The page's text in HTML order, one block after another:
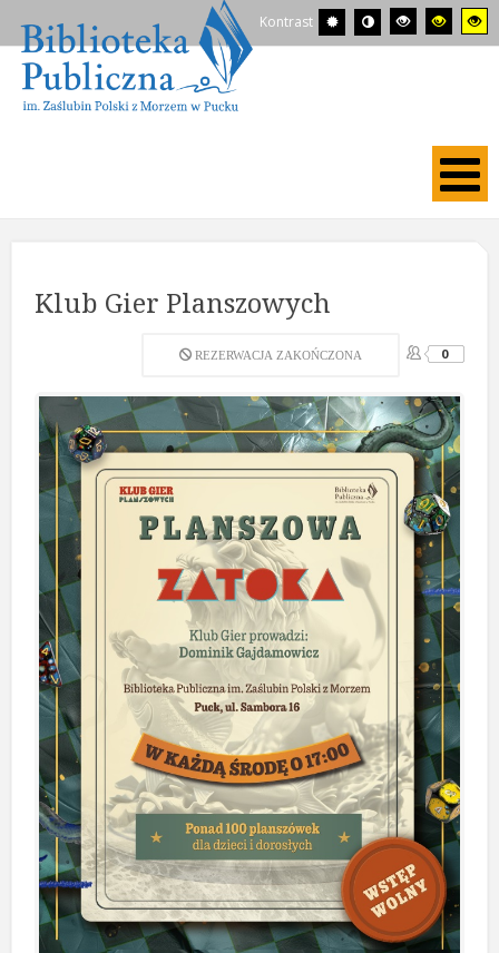
Kontrast
Klub Gier Planszowych
REZERWACJA ZAKOŃCZONA 0